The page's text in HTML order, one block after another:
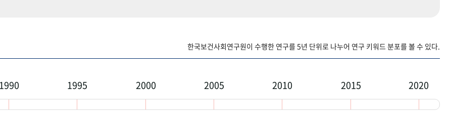
한국보건사회연구원이 수행한 연구를 5년 단위로 나누어 연구 키워드 분포를 볼 수 있다.
1990 1995 2000 2005 2010 2015 2020